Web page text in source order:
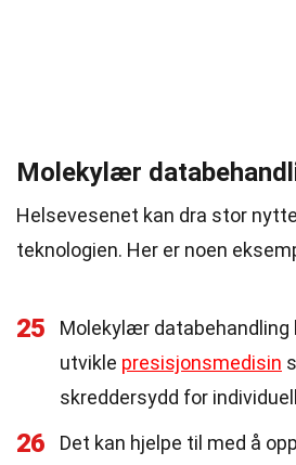
Molekylær
Helsevesenet kan dra stor
teknologien. Her er noen
25
Molekylær databehandling
utvikle presisjonsmedisin
skreddersydd for
26
Det kan hjelpe til med å